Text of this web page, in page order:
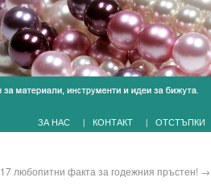
ЗА НАС | КОНТАКТ | ОТСТЪПКИ
17 любопитни факта за годежния пръстен! →